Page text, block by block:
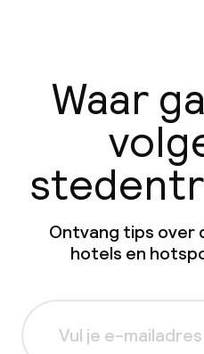
Waar
Ontvang tips over
hotels en